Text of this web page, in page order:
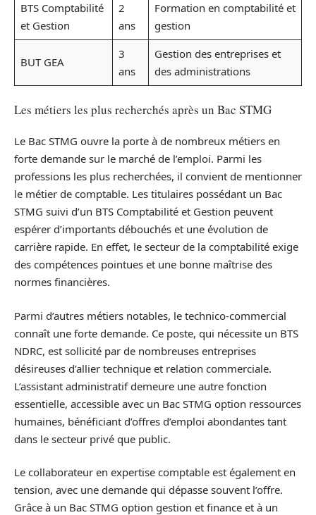
BTS Comptabilité
et Gestion
2
ans
Formation en comptabilité et
gestion
BUT GEA
3
ans
Gestion des entreprises et
des administrations
Les métiers les plus recherchés après un Bac STMG
Le Bac STMG ouvre la porte à de nombreux métiers en
forte demande sur le marché de l’emploi. Parmi les
professions les plus recherchées, il convient de mentionner
le métier de comptable. Les titulaires possédant un Bac
STMG suivi d’un BTS Comptabilité et Gestion peuvent
espérer d’importants débouchés et une évolution de
carrière rapide. En effet, le secteur de la comptabilité exige
des compétences pointues et une bonne maîtrise des
normes financières.
Parmi d’autres métiers notables, le technico-commercial
connaît une forte demande. Ce poste, qui nécessite un BTS
NDRC, est sollicité par de nombreuses entreprises
désireuses d’allier technique et relation commerciale.
L’assistant administratif demeure une autre fonction
essentielle, accessible avec un Bac STMG option ressources
humaines, bénéficiant d’offres d’emploi abondantes tant
dans le secteur privé que public.
Le collaborateur en expertise comptable est également en
tension, avec une demande qui dépasse souvent l’offre.
Grâce à un Bac STMG option gestion et finance et à un